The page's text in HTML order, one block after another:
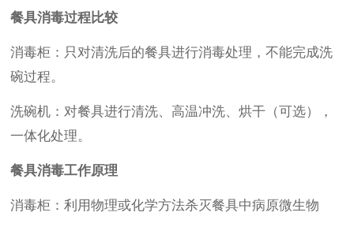
餐具消毒过程比较
消毒柜：只对清洗后的餐具进行消毒处理，不能完成洗
碗过程。
洗碗机：对餐具进行清洗、高温冲洗、烘干（可选），
一体化处理。
餐具消毒工作原理
消毒柜：利用物理或化学方法杀灭餐具中病原微生物